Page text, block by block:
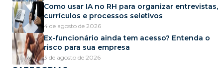
Como usar IA no RH para organizar entrevistas,
currículos e processos seletivos
4 de agosto de 2026
Ex-funcionário ainda tem acesso? Entenda o
risco para sua empresa
3 de agosto de 2026